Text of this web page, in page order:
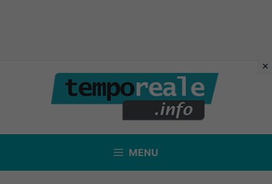
contenuto
MENU